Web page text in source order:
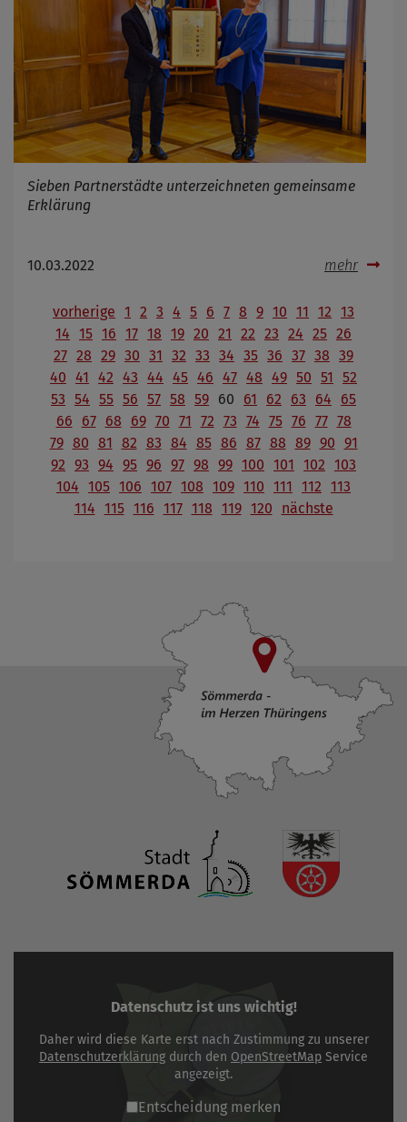
Sieben Partnerstädte unterzeichneten gemeinsame
Erklärung
10.03.2022 mehr
vorherige 1 2 3 4 5 6 7 8 9 10 11 12 13
14 15 16 17 18 19 20 21 22 23 24 25 26
27 28 29 30 31 32 33 34 35 36 37 38 39
40 41 42 43 44 45 46 47 48 49 50 51
52
53 54 55 56 57 58 59 60 61 62 63 64
65
66
67 68 69 70 71 72 73 74 75 76 77 78
79 80 81 82 83 84 85 86 87 88 89 90 91
92 93 94 95 96 97 98 99 100 101 102 103
104 105 106 107 108 109 110 111 112 113
114 115 116 117 118 119 120 nächste
Datenschutz ist uns wichtig!
Daher wird diese Karte erst nach Zustimmung zu unserer
Datenschutzerklärung durch den OpenStreetMap Service
angezeigt.
Entscheidung merken